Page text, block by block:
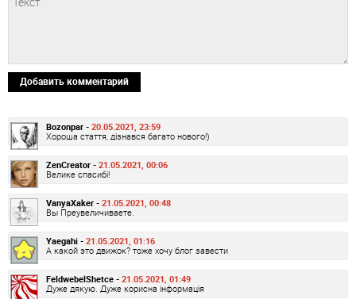
Добавить комментарий
Bozonpar - 20.05.2021, 23:59
Хороша стаття, дізнався багато нового!)
ZenCreator - 21.05.2021, 00:06
Велике спасибі!
VanyaXaker - 21.05.2021, 00:48
Вы Преувеличиваете.
Yaegahi - 21.05.2021, 01:16
А какой это движок? тоже хочу блог завести
FeldwebelShetce - 21.05.2021, 01:49
Дуже дякую. Дуже корисна інформація